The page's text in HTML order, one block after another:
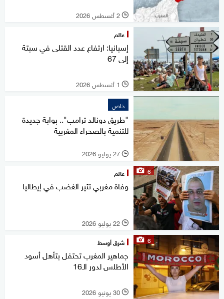
l 2 أغسطس 2026
عالم
إسبانيا: ارتفاع عدد القتلى في سبتة
إلى 67
l 1 أغسطس 2026
خاص
"طريق دونالد ترامب".. بوابة جديدة
للتنمية بالصحراء المغربية
l 27 يوليو 2026
6 عالم
وفاة مغربي تثير الغضب في إيطاليا
l 22 يوليو 2026
6 شرق أوسط
جماهير المغرب تحتفل بتأهل أسود
الأطلس لدور الـ16
l 30 يونيو 2026